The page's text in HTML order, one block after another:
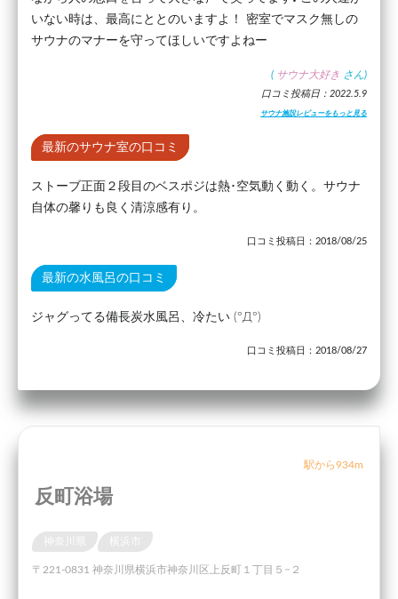
いない時は、最高にととのいますよ！ 密室でマスク無しの
サウナのマナーを守ってほしいですよねー
( サウナ大好き さん)
口コミ投稿日：2022.5.9
サウナ施設レビューをもっと見る
最新のサウナ室の口コミ
ストーブ正面２段目のベスポジは熱･空気動く動く。サウナ
自体の馨りも良く清涼感有り。
口コミ投稿日：2018/08/25
最新の水風呂の口コミ
ジャグってる備長炭水風呂、冷たい (°Д°)
口コミ投稿日：2018/08/27
駅から934m
反町浴場
〒221-0831 神奈川県横浜市神奈川区上反町１丁目５−２